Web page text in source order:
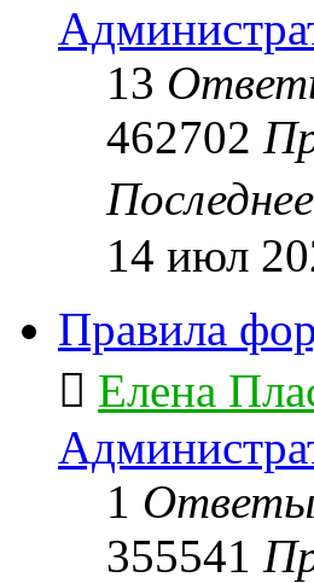
13
462702
14 июл
Правила
Елена
1 Ответы
355541